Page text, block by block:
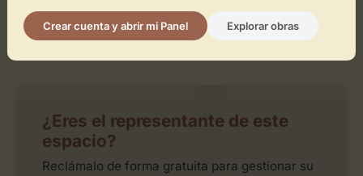
¿Eres el representante de este
espacio?
Reclámalo de forma gratuita para gestionar su
Crear cuenta y abrir mi Panel Explorar obras